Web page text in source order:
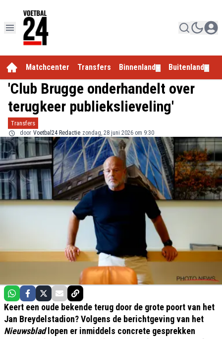
Matchcenter Transfers Binnenland Buitenland
'Club Brugge onderhandelt over
terugkeer publiekslieveling'
Transfers
door Voetbal24 Redactie zondag, 28 juni 2026 om 9:30
Keert een oude bekende terug door de grote poort van het
Jan Breydelstadion? Volgens de berichtgeving van het
Nieuwsbladlopen er inmiddels concrete gesprekken